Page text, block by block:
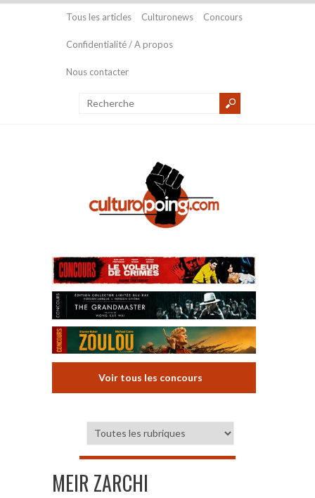
Tous les articles Culturonews Concours
Confidentialité / A propos
Nous contacter
Voir tous les concours
MEIR ZARCHI